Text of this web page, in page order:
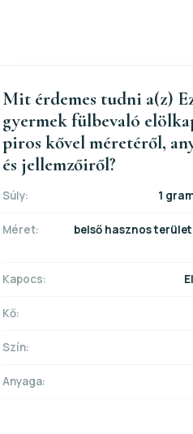
Mit érdemes tudni a(z)
gyermek fülbevaló
piros kővel méretéről,
és jellemzőiről?
Súly: 1
Méret:
belső hasznos terület
Kapocs:
Kő:
Szín:
Anyaga: